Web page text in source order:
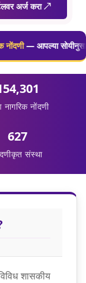
अर्ज करा ↗
— आपल्या सोयीनुसार
नोंदणी
627
संस्था
शासकीय